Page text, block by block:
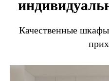
Качественные